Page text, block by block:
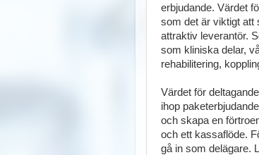
erbjudande. Värdet
som det är viktigt att
attraktiv leverantör.
som kliniska delar,
rehabilitering,
Värdet för
ihop
och skapa en
och ett kassaflöde.
gå in som delägare.